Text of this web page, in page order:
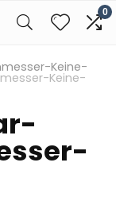
0
Keine-
Keine-